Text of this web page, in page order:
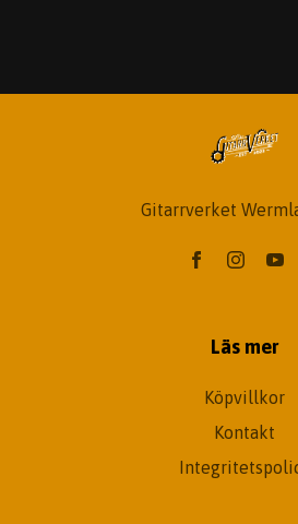
Gitarrverket
Läs mer
Köpvillkor
Kontakt